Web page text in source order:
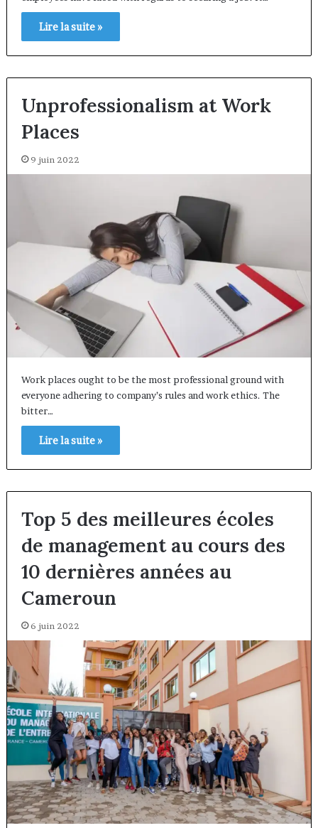
Lire la suite »
Unprofessionalism at Work
Places
9 juin 2022
Work places ought to be the most professional ground with
everyone adhering to company’s rules and work ethics. The
bitter…
Lire la suite »
Top 5 des meilleures écoles
de management au cours des
10 dernières années au
Cameroun
6 juin 2022